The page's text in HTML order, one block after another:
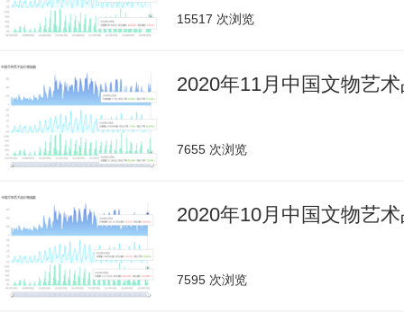
15517 次浏览
2020年11月中国文物艺
7655 次浏览
2020年10月中国文物艺
7595 次浏览